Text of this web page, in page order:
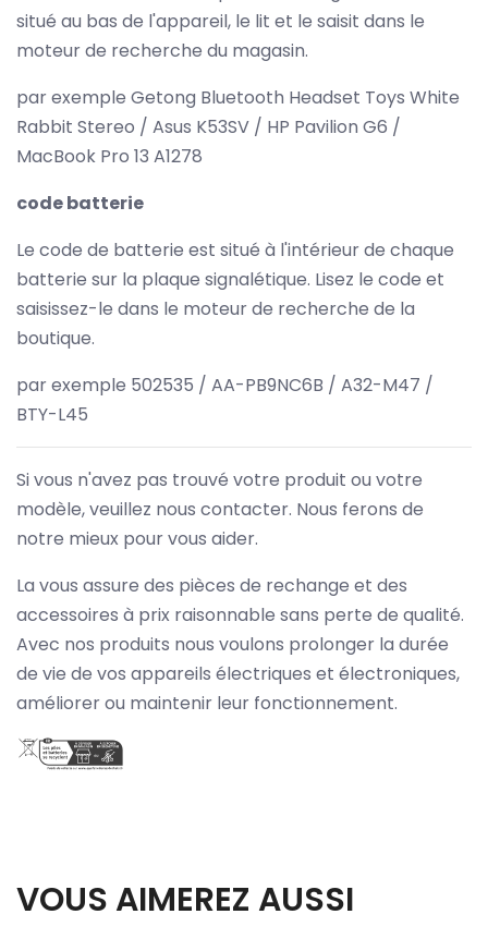
situé au bas de l'appareil, le lit et le saisit dans le
moteur de recherche du magasin.
par exemple Getong Bluetooth Headset Toys White
Rabbit Stereo / Asus K53SV / HP Pavilion G6 /
MacBook Pro 13 A1278
code batterie
Le code de batterie est situé à l'intérieur de chaque
batterie sur la plaque signalétique. Lisez le code et
saisissez-le dans le moteur de recherche de la
boutique.
par exemple 502535 / AA-PB9NC6B / A32-M47 /
BTY-L45
Si vous n'avez pas trouvé votre produit ou votre
modèle, veuillez nous contacter. Nous ferons de
notre mieux pour vous aider.
La vous assure des pièces de rechange et des
accessoires à prix raisonnable sans perte de qualité.
Avec nos produits nous voulons prolonger la durée
de vie de vos appareils électriques et électroniques,
améliorer ou maintenir leur fonctionnement.
VOUS AIMEREZ AUSSI